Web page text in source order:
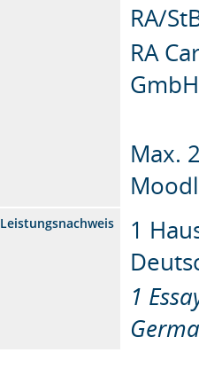
RA/
RA
Max.
Leistungsnachweis
1
1